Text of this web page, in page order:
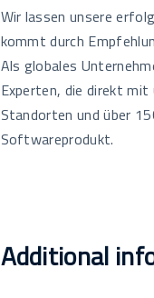
Wir lassen unsere
kommt durch
Als globales
Experten, die direkt
Standorten und über
Softwareprodukt.
Additional